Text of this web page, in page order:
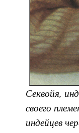
Секвойя,
своего
индейцев